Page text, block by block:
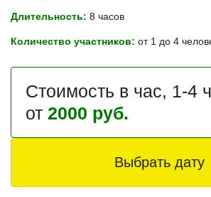
Длительность: 8 часов
Количество участников: от 1 до 4
Стоимость в час, 1-4
от 2000 руб.
Выбрать дату